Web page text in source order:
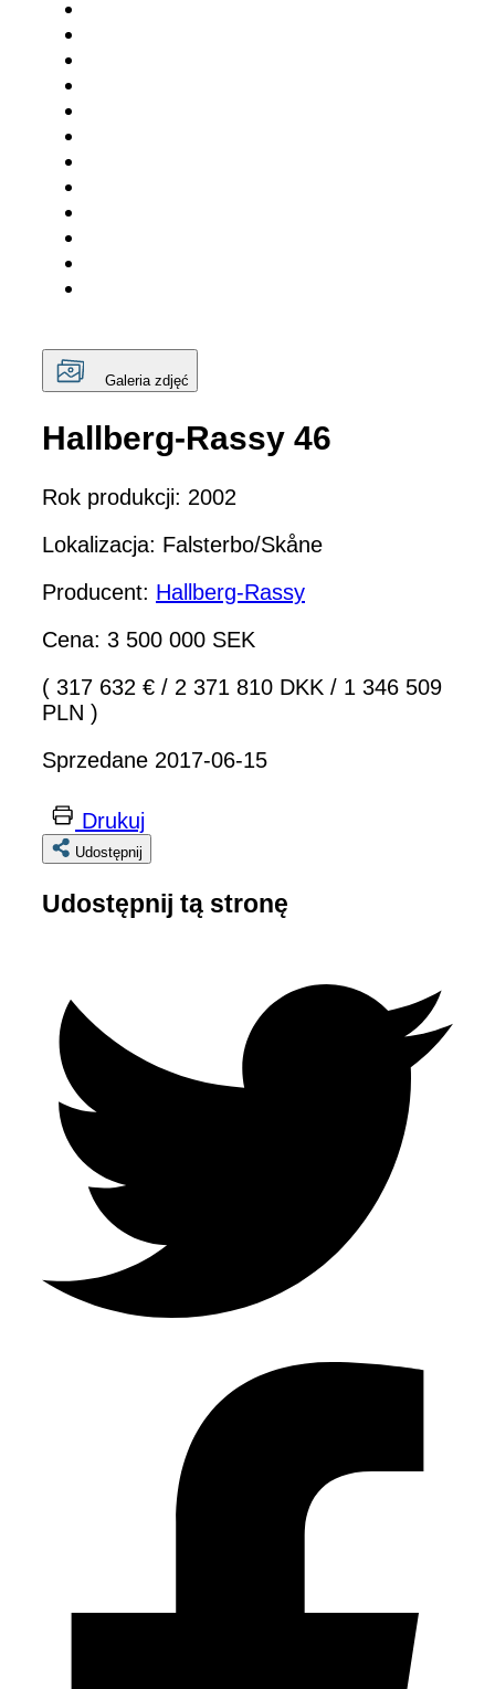
Galeria zdjęć
Hallberg-Rassy 46
Rok produkcji: 2002
Lokalizacja: Falsterbo/Skåne
Producent: Hallberg-Rassy
Cena: 3 500 000 SEK
( 317 632 € / 2 371 810 DKK / 1 346 509
PLN )
Sprzedane 2017-06-15
Drukuj
Udostępnij
Udostępnij tą stronę